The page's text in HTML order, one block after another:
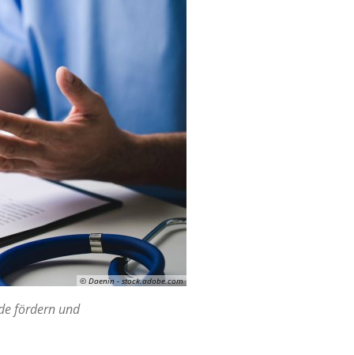
© Daenin - stock.adobe.com
fördern und